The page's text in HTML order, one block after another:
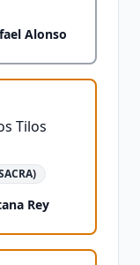
Alonso
Tilos
Rey